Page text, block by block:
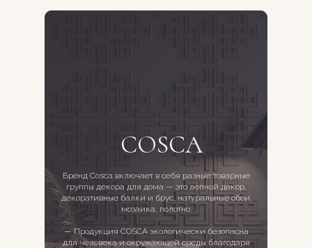
COSCA
Бренд Cosca включает в себя разные товарные
группы декора для дома — это лепной декор,
декоративные балки и брус, натуральные обои,
мозаика, полотно.
— Продукция COSCA экологически безопасна
для человека и окружающей среды благодаря
КОНТАКТЫ